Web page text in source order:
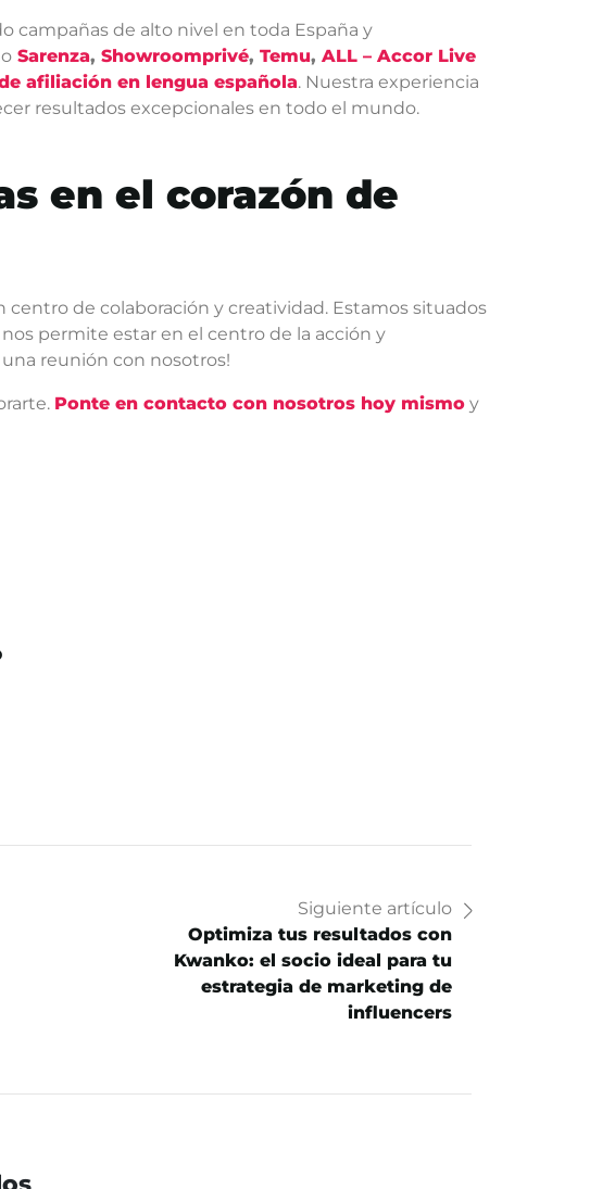
campañas de alto nivel en toda España y
Sarenza, Showroomprivé, Temu, ALL – Accor Live
afiliación en lengua española. Nuestra experiencia
resultados excepcionales en todo el mundo.
en el corazón de
de colaboración y creatividad. Estamos situados
permite estar en el centro de la acción y
reunión con nosotros!
Ponte en contacto con nosotros hoy mismo y
Siguiente artículo
Optimiza tus resultados con
Kwanko: el socio ideal para tu
estrategia de marketing de
influencers